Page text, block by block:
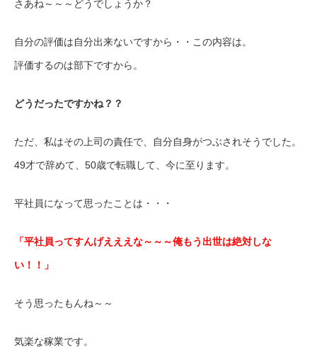
さあね～～～どうでしょうか？
自分の評価は自分出来ないですから・・この内容は。
評価するのは部下ですから。
どうだったですかね？？
ただ、私はその上司の責任で、自分自身がつぶされそうでした。
49才で辞めて、50歳で転職して、今に至ります。
平社員になって思ったことは・・・
「平社員ってすんげえええな～～～俺もう出世は絶対しな
い！！」
そう思ったもんね～～
気楽な稼業です。